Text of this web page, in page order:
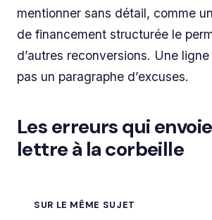
mentionner sans détail, comme
de financement structurée le
d’autres reconversions. Une
pas un paragraphe d’excuses.
Les erreurs qui
lettre à la corbeille
SUR LE MÊME SUJET